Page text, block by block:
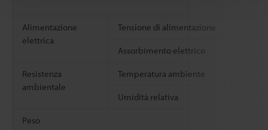
Alimentazione
elettrica
Tensione di alimentazione
Assorbimento elettrico
Resistenza
ambientale
Temperatura ambiente
Umidità relativa
Peso